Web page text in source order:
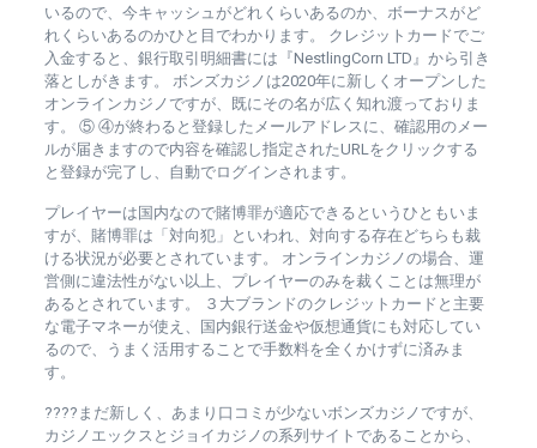
いるので、今キャッシュがどれくらいあるのか、ボーナスがど
れくらいあるのかひと目でわかります。 クレジットカードでご
入金すると、銀行取引明細書には『NestlingCorn LTD』から引き
落としがきます。 ボンズカジノは2020年に新しくオープンした
オンラインカジノですが、既にその名が広く知れ渡っておりま
す。 ⑤ ④が終わると登録したメールアドレスに、確認用のメー
ルが届きますので内容を確認し指定されたURLをクリックする
と登録が完了し、自動でログインされます。
プレイヤーは国内なので賭博罪が適応できるというひともいま
すが、賭博罪は「対向犯」といわれ、対向する存在どちらも裁
ける状況が必要とされています。 オンラインカジノの場合、運
営側に違法性がない以上、プレイヤーのみを裁くことは無理が
あるとされています。 ３大ブランドのクレジットカードと主要
な電子マネーが使え、国内銀行送金や仮想通貨にも対応してい
るので、うまく活用することで手数料を全くかけずに済みま
す。
????まだ新しく、あまり口コミが少ないボンズカジノですが、
カジノエックスとジョイカジノの系列サイトであることから、